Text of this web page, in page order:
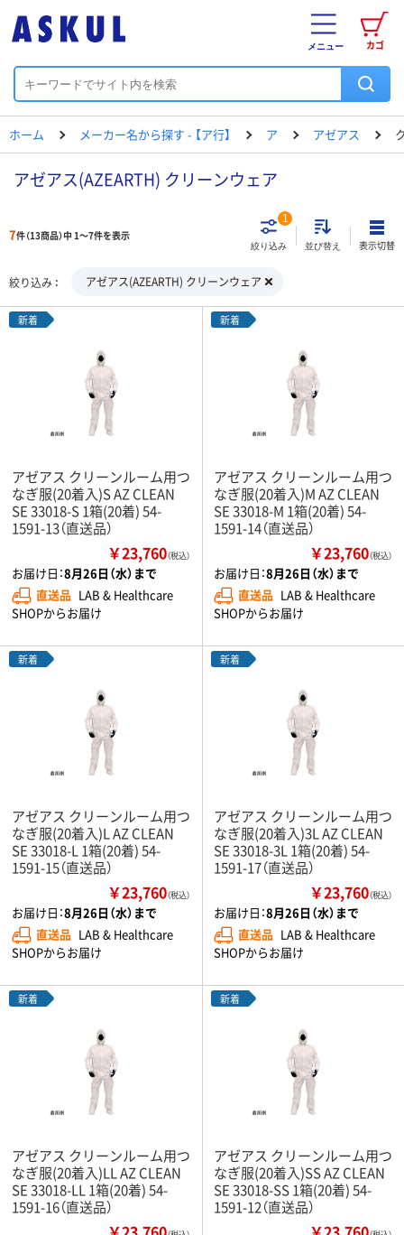
カゴ
メニュー
ホーム メーカー名から探す - 【ア行】 ア アゼアス
アゼアス(AZEARTH) クリーンウェア
7件（13商品）中 1～7件を表示
絞り込み
1
並び替え 表示切替
絞り込み アゼアス(AZEARTH) クリーンウェア
新着
アゼアス クリーンルーム用つ
なぎ服(20着入)S AZ CLEAN
SE 33018-S 1箱(20着) 54-
1591-13（直送品）
￥23,760（税込）
お届け日：8月26日（水）まで
直送品 LAB & Healthcare
SHOPからお届け
新着
アゼアス クリーンルーム用つ
なぎ服(20着入)M AZ CLEAN
SE 33018-M 1箱(20着) 54-
1591-14（直送品）
￥23,760（税込）
お届け日：8月26日（水）まで
直送品 LAB & Healthcare
SHOPからお届け
新着
アゼアス クリーンルーム用つ
なぎ服(20着入)L AZ CLEAN
SE 33018-L 1箱(20着) 54-
1591-15（直送品）
￥23,760（税込）
お届け日：8月26日（水）まで
直送品 LAB & Healthcare
SHOPからお届け
新着
アゼアス クリーンルーム用つ
なぎ服(20着入)3L AZ CLEAN
SE 33018-3L 1箱(20着) 54-
1591-17（直送品）
￥23,760（税込）
お届け日：8月26日（水）まで
直送品 LAB & Healthcare
SHOPからお届け
新着
アゼアス クリーンルーム用つ
なぎ服(20着入)LL AZ CLEAN
SE 33018-LL 1箱(20着) 54-
1591-16（直送品）
新着
アゼアス クリーンルーム用つ
なぎ服(20着入)SS AZ CLEAN
SE 33018-SS 1箱(20着) 54-
1591-12（直送品）